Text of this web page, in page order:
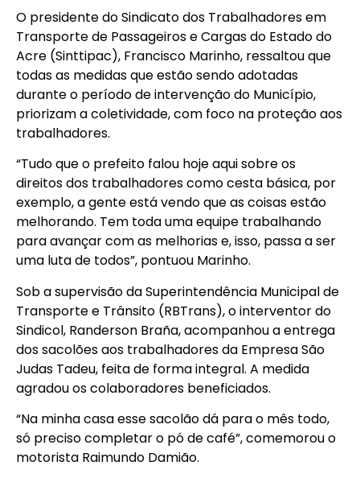
O presidente do Sindicato dos Trabalhadores em
Transporte de Passageiros e Cargas do Estado do
Acre (Sinttipac), Francisco Marinho, ressaltou que
todas as medidas que estão sendo adotadas
durante o período de intervenção do Município,
priorizam a coletividade, com foco na proteção aos
trabalhadores.
“Tudo que o prefeito falou hoje aqui sobre os
direitos dos trabalhadores como cesta básica, por
exemplo, a gente está vendo que as coisas estão
melhorando. Tem toda uma equipe trabalhando
para avançar com as melhorias e, isso, passa a ser
uma luta de todos”, pontuou Marinho.
Sob a supervisão da Superintendência Municipal de
Transporte e Trânsito (RBTrans), o interventor do
Sindicol, Randerson Braña, acompanhou a entrega
dos sacolões aos trabalhadores da Empresa São
Judas Tadeu, feita de forma integral. A medida
agradou os colaboradores beneficiados.
“Na minha casa esse sacolão dá para o mês todo,
só preciso completar o pó de café”, comemorou o
motorista Raimundo Damião.